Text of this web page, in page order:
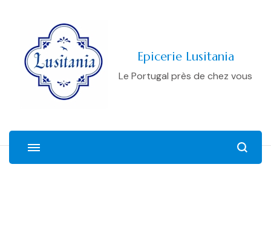
Epicerie Lusitania
Le Portugal près de chez vous